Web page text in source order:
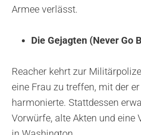
Armee verlässt.
Die Gejagten (Never Go
Reacher kehrt zur
eine Frau zu treffen, mit der
harmonierte. Stattdessen
Vorwürfe, alte Akten und eine